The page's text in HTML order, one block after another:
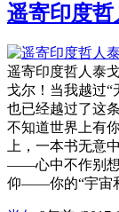
遥寄印度
遥寄印度哲人泰
戈尔！当我越过
也已经越过了这
不知道世界上有
上，一本书无意
——心中不作别
仰——你的“宇宙